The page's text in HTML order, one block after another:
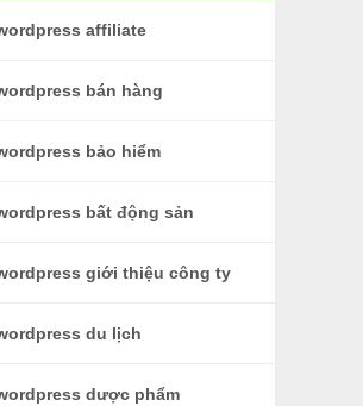
affiliate
bán hàng
bảo hiểm
bất động sản
giới thiệu công ty
du lịch
dược phẩm